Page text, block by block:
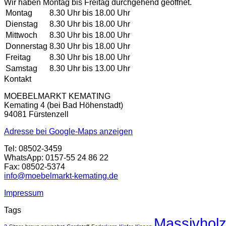
war:
249 €
ist:
55 €.
Wir haben Montag bis Freitag durchgehend geöffnet.
Montag
8.30 Uhr bis 18.00 Uhr
Dienstag
8.30 Uhr bis 18.00 Uhr
Mittwoch
8.30 Uhr bis 18.00 Uhr
Donnerstag 8.30 Uhr bis 18.00 Uhr
Freitag
8.30 Uhr bis 18.00 Uhr
Samstag
8.30 Uhr bis 13.00 Uhr
Kontakt
MOEBELMARKT KEMATING
Kemating 4 (bei Bad Höhenstadt)
94081 Fürstenzell
Adresse bei Google-Maps anzeigen
Tel: 08502-3459
WhatsApp: 0157-55 24 86 22
Fax: 08502-5374
info@moebelmarkt-kemating.de
Impressum
Tags